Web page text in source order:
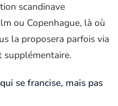
scandinave
ou Copenhague, là où
la proposera parfois via
supplémentaire.
se francise, mais pas